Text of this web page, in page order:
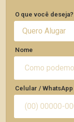
O que você deseja?
Quero Alugar
Nome
Celular / WhatsApp